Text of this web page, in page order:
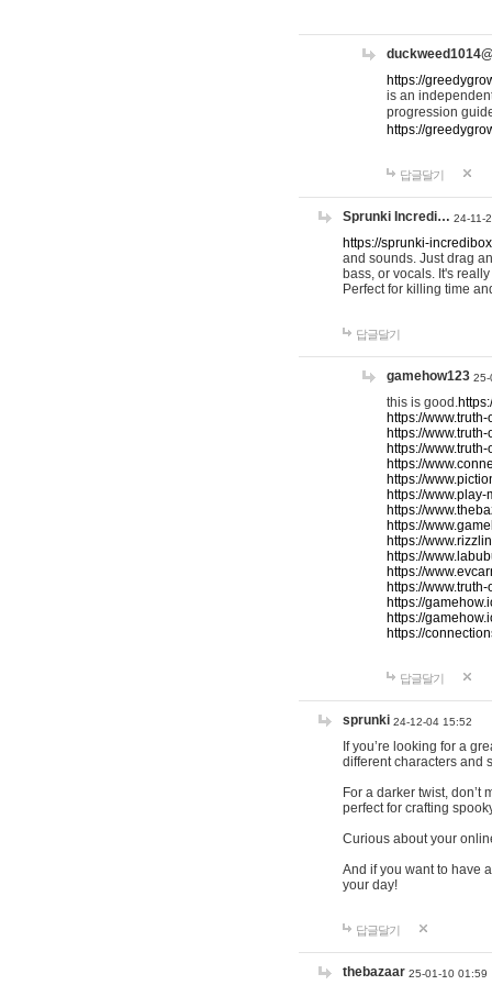
https://
is an
progression
https://
답글달기
Sprunki Incredi… 24-11-
https://sprunki-
and sounds. Just drag
bass, or vocals. It's
Perfect for killing time
답글달기
gamehow123 25-
this is good.
https://
https://
https://
https://
https://
https://
https://
https://
https://
https://
https://
https://
https://
https://
https://
답글달기
sprunki 24-12-04 15:52
If you’re looking for a
different characters and
For a darker twist, don’t
perfect for crafting
Curious about your
And if you want to have
your day!
답글달기
thebazaar 25-01-10 01:59